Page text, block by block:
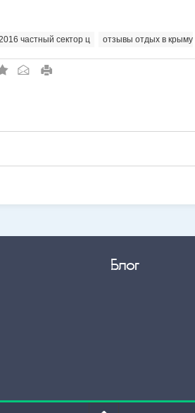
частный сектор ц
отзывы отдых в крыму
P R
Блог